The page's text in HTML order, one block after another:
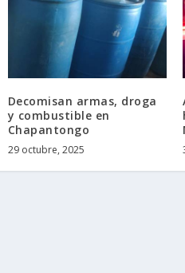
Decomisan armas, droga
y combustible en
Chapantongo
29 octubre, 2025